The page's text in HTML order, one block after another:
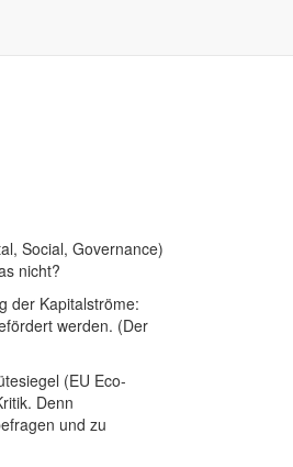
Social, Governance)
nicht?
der Kapitalströme:
werden. (Der
(EU Eco-
Denn
und zu